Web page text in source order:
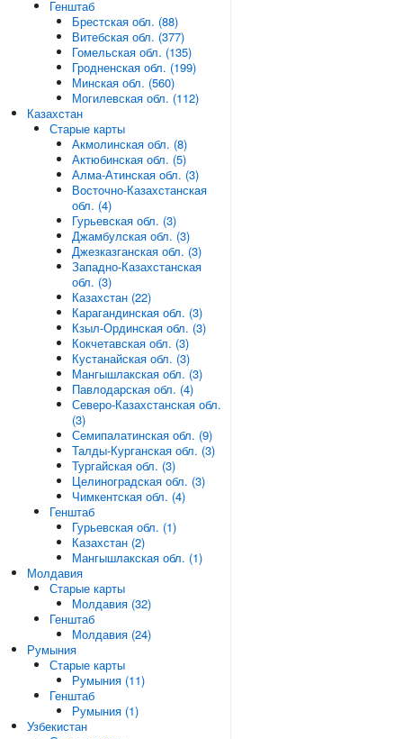
Генштаб
Брестская обл. (88)
Витебская обл. (377)
Гомельская обл. (135)
Гродненская обл. (199)
Минская обл. (560)
Могилевская обл. (112)
Казахстан
Старые карты
Акмолинская обл. (8)
Актюбинская обл. (5)
Алма-Атинская обл. (3)
Восточно-Казахстанская
обл. (4)
Гурьевская обл. (3)
Джамбулская обл. (3)
Джезказганская обл. (3)
Западно-Казахстанская
обл. (3)
Казахстан (22)
Карагандинская обл. (3)
Кзыл-Ординская обл. (3)
Кокчетавская обл. (3)
Кустанайская обл. (3)
Мангышлакская обл. (3)
Павлодарская обл. (4)
Северо-Казахстанская обл.
(3)
Семипалатинская обл. (9)
Талды-Курганская обл. (3)
Тургайская обл. (3)
Целиноградская обл. (3)
Чимкентская обл. (4)
Генштаб
Гурьевская обл. (1)
Казахстан (2)
Мангышлакская обл. (1)
Молдавия
Старые карты
Молдавия (32)
Генштаб
Молдавия (24)
Румыния
Старые карты
Румыния (11)
Генштаб
Румыния (1)
Узбекистан